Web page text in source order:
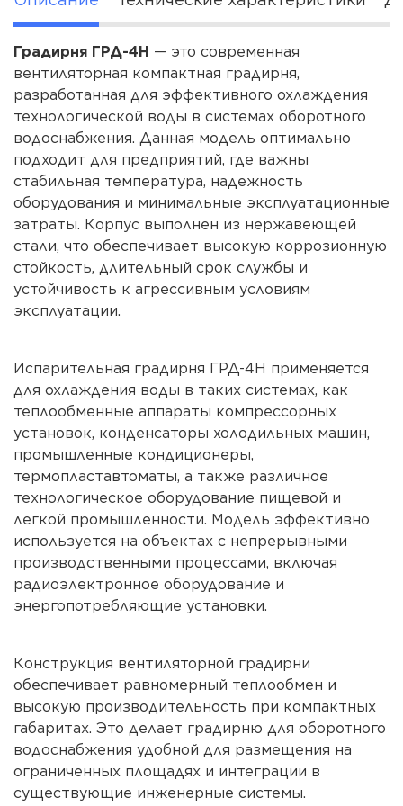
Гарантия:
Источник тепла:
Электричество
Градирня ГРД-4Н — это современная
вентиляторная компактная градирня,
разработанная для эффективного охлаждения
технологической воды в системах оборотного
водоснабжения. Данная модель оптимально
подходит для предприятий, где важны
стабильная температура, надежность
оборудования и минимальные эксплуатационные
затраты. Корпус выполнен из нержавеющей
стали, что обеспечивает высокую коррозионную
стойкость, длительный срок службы и
устойчивость к агрессивным условиям
эксплуатации.
Испарительная градирня ГРД-4Н применяется
для охлаждения воды в таких системах, как
теплообменные аппараты компрессорных
установок, конденсаторы холодильных машин,
промышленные кондиционеры,
термопластавтоматы, а также различное
технологическое оборудование пищевой и
легкой промышленности. Модель эффективно
используется на объектах с непрерывными
производственными процессами, включая
радиоэлектронное оборудование и
энергопотребляющие установки.
Конструкция вентиляторной градирни
обеспечивает равномерный теплообмен и
высокую производительность при компактных
габаритах. Это делает градирню для оборотного
водоснабжения удобной для размещения на
ограниченных площадях и интеграции в
существующие инженерные системы.